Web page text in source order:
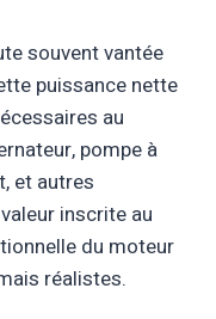
souvent vantée
puissance nette
au
pompe à
et autres
inscrite au
du moteur
réalistes.